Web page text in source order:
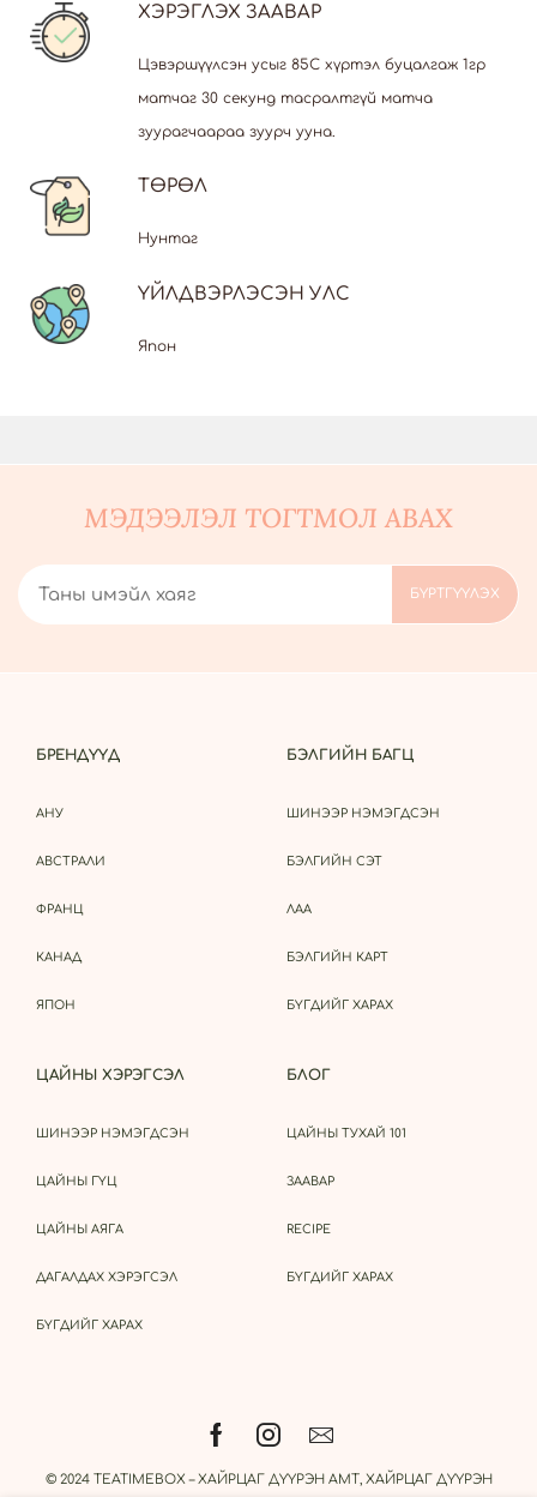
ХЭРЭГЛЭХ ЗААВАР
Цэвэршүүлсэн усыг 85С хүртэл буцалгаж 1гр
матчаг 30 секунд тасралтгүй матча
зуурагчаараа зуурч ууна.
ТӨРӨЛ
Нунтаг
ҮЙЛДВЭРЛЭСЭН УЛС
Япон
МЭДЭЭЛЭЛ ТОГТМОЛ АВАХ
БРЕНДҮҮД
АНУ
АВСТРАЛИ
ФРАНЦ
КАНАД
ЯПОН
БЭЛГИЙН БАГЦ
ШИНЭЭР НЭМЭГДСЭН
БЭЛГИЙН СЭТ
ЛАА
БЭЛГИЙН КАРТ
БҮГДИЙГ ХАРАХ
ЦАЙНЫ ХЭРЭГСЭЛ
ШИНЭЭР НЭМЭГДСЭН
ЦАЙНЫ ГҮЦ
ЦАЙНЫ АЯГА
ДАГАЛДАХ ХЭРЭГСЭЛ
БҮГДИЙГ ХАРАХ
БЛОГ
ЦАЙНЫ ТУХАЙ 101
ЗААВАР
RECIPE
БҮГДИЙГ ХАРАХ
© 2024 TEATIMEBOX – ХАЙРЦАГ ДҮҮРЭН АМТ, ХАЙРЦАГ ДҮҮРЭН